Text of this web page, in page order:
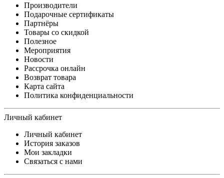
Производители
Подарочные сертификаты
Партнёры
Товары со скидкой
Полезное
Мероприятия
Новости
Рассрочка онлайн
Возврат товара
Карта сайта
Политика конфиденциальности
Личный кабинет
Личный кабинет
История заказов
Мои закладки
Связаться с нами